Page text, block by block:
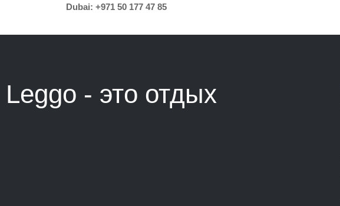
Dubai: +971 50 177 47 85
Leggo - это отдых